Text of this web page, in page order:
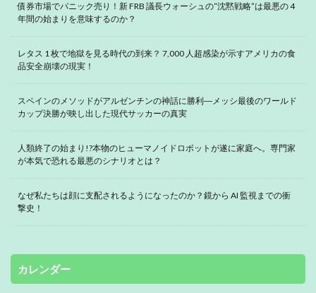
債券市場でパニック売り！新 FRB 議長ウォーシュの“沈黙戦略”は最悪の 4
年間の始まりを意味するのか？
レタス 1 枚で地獄を見る時代の到来？ 7,000 人超感染が示すアメリカの食
品安全崩壊の現実！
スペインのメソッドがアルゼンチンの神話に勝利―メッシ最後のワールド
カップ決勝が映し出した現代サッカーの真実
人類終了の始まり!?本物のヒューマノイドロボットが遂に家庭へ。専門家
が本気で恐れる最悪のシナリオとは？
なぜ私たちは顔に支配されるようになったのか？鏡から AI 監視までの衝
撃史！
カレンダー